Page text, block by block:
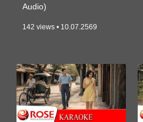
Audio)
142 views • 10.07.2569